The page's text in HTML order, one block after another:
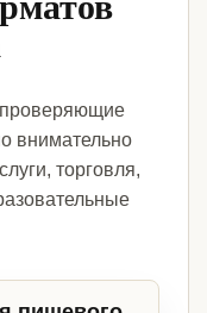
проверяющие
внимательно
торговля,